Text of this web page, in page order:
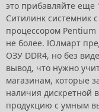
это прибавляйте еще
Ситилинк системник
процессором Pentium
не более. Юлмарт
ОЗУ DDR4, но без
вывод, что нужно
магазинам, которые
наличия дискретной
продукцию с умным